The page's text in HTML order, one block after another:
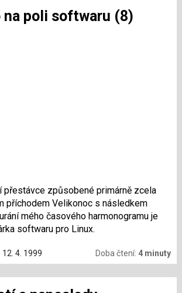
na poli softwaru (8)
přestávce způsobené primárně zcela
příchodem Velikonoc s následkem
mého časového harmonogramu je
softwaru pro Linux.
12. 4. 1999 Doba čtení: 4 minuty